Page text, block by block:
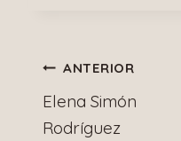
de
ANTERIOR
Elena Simón
Rodríguez